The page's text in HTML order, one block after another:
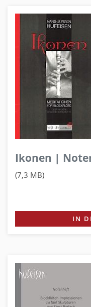
Ikonen |
(7,3 MB)
IN